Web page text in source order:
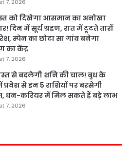
7, 2026
को दिखेगा आसमान का अनोखा
दिन में सूर्य ग्रहण, रात में टूटते तारों
स्पेन का छोटा सा गांव बनेगा
का केंद्र
7, 2026
से बदलेगी शनि की चाल! बुध के
प्रवेश से इन 5 राशियों पर बरसेगी
धन-करियर में मिल सकते हैं बड़े लाभ
7, 2026